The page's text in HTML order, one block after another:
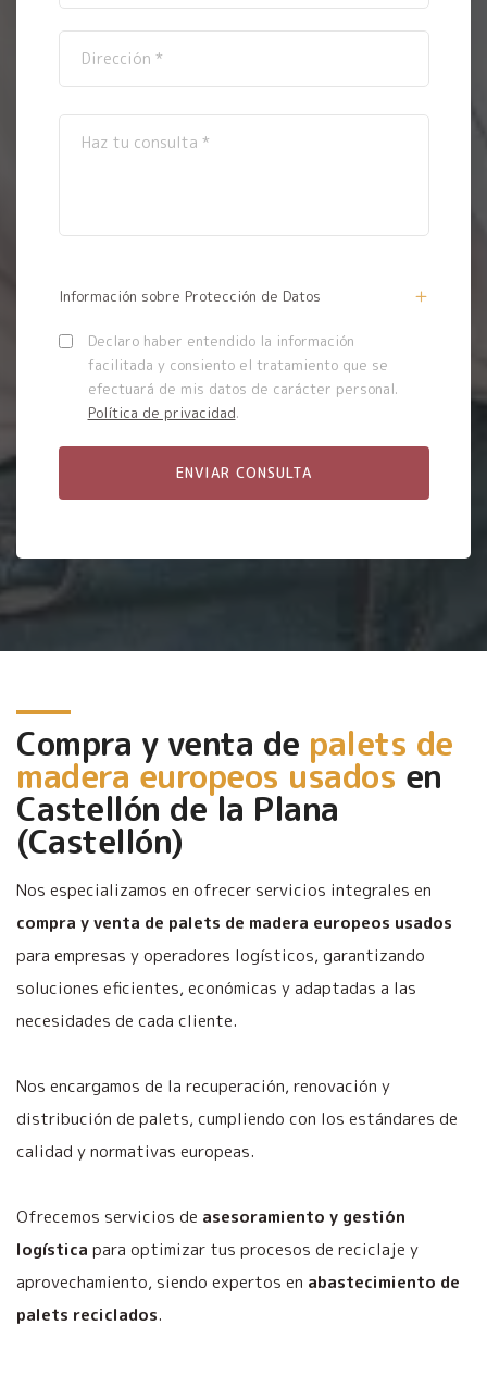
Información sobre Protección de Datos
Declaro haber entendido la información
facilitada y consiento el tratamiento que se
efectuará de mis datos de carácter personal.
Política de privacidad.
Compra y venta de palets de
madera europeos usados en
Castellón de la Plana
(Castellón)
Nos especializamos en ofrecer servicios integrales en
compra y venta de palets de madera europeos usados
para empresas y operadores logísticos, garantizando
soluciones eficientes, económicas y adaptadas a las
necesidades de cada cliente.
Nos encargamos de la recuperación, renovación y
distribución de palets, cumpliendo con los estándares de
calidad y normativas europeas.
Ofrecemos servicios de asesoramiento y gestión
logística para optimizar tus procesos de reciclaje y
aprovechamiento, siendo expertos en abastecimiento de
palets reciclados.